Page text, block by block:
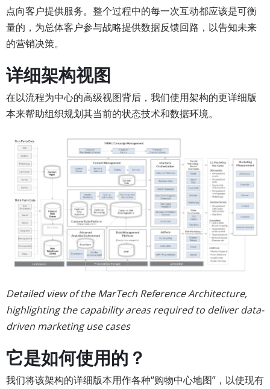
点向客户提供服务。整个过程中的每一次互动都应该是可衡
量的，为总体客户参与战略提供数据反馈回路，以告知未来
的营销决策。
详细架构视图
在以流程为中心的高级视图背后，我们使用架构的更详细版
本来帮助组织规划其当前的状态技术和数据环境。
Detailed view of the MarTech Reference Architecture,
highlighting the capability areas required to deliver data-
driven marketing use cases
它是如何使用的？
我们将该架构的详细版本用作各种“购物中心地图”，以使现有